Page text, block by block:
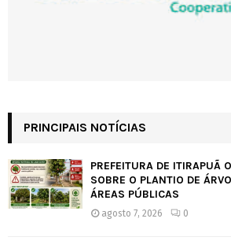
PRINCIPAIS NOTÍCIAS
PREFEITURA DE ITIRAPUÃ
SOBRE O PLANTIO DE
ÁREAS PÚBLICAS
agosto 7, 2026 0